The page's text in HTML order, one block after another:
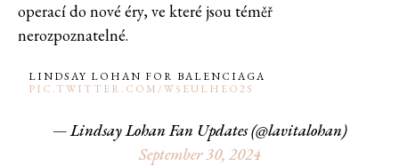
operací do nové éry, ve které jsou téměř
nerozpoznatelné.
LINDSAY LOHAN FOR BALENCIAGA
PIC.TWITTER.COM/W5EULHEO2S
— Lindsay Lohan Fan Updates (@lavitalohan)
September 30, 2024